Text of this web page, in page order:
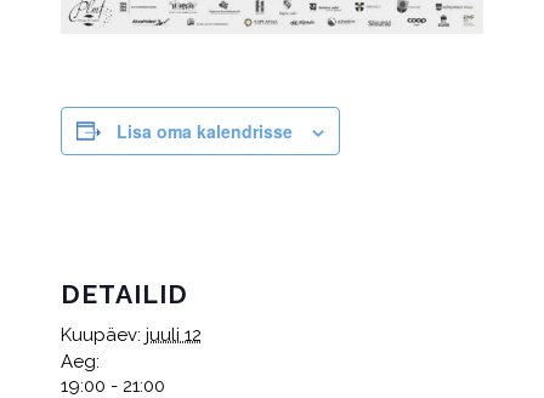
Lisa oma kalendrisse
DETAILID
Kuupäev: juuli 12
Aeg:
19:00 - 21:00